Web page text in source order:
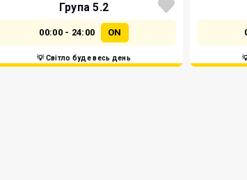
Група 5.2
00:00 - 24:00 ON
💡 Світло буде весь день